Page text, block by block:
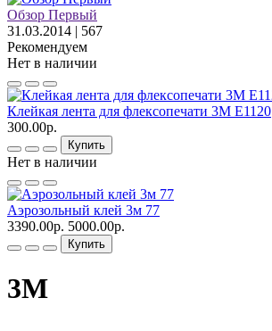
Обзор Первый
31.03.2014 | 567
Рекомендуем
Нет в наличии
Клейкая лента для флексопечати 3M E1120
300.00р.
Купить
Нет в наличии
Аэрозольный клей 3м 77
3390.00р. 5000.00р.
Купить
3М